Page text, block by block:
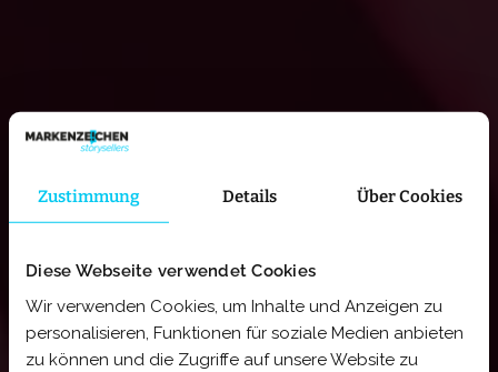
Zustimmung Details Über Cookies
Diese Webseite verwendet Cookies
Wir verwenden Cookies, um Inhalte und Anzeigen zu
personalisieren, Funktionen für soziale Medien anbieten
zu können und die Zugriffe auf unsere Website zu